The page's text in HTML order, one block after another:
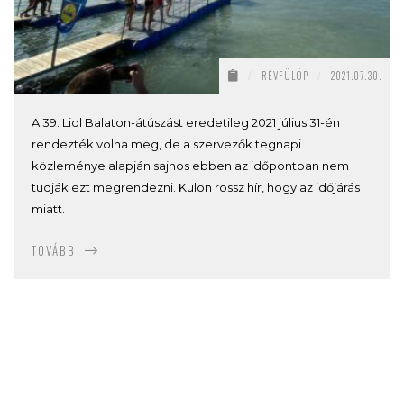
RÉVFÜLÖP 2021.07.30.
A 39. Lidl Balaton-átúszást eredetileg 2021 július 31-én
rendezték volna meg, de a szervezők tegnapi
közleménye alapján sajnos ebben az időpontban nem
tudják ezt megrendezni. Külön rossz hír, hogy az időjárás
miatt.
TOVÁBB